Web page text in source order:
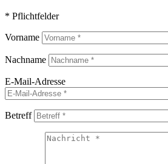
* Pflichtfelder
Vorname
Nachname
E-Mail-Adresse
Betreff